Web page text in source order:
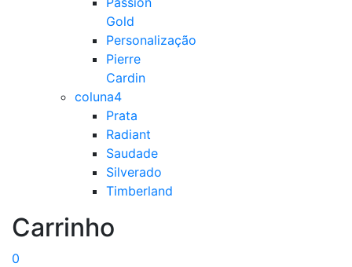
Gold
Personalização
Pierre
Cardin
coluna4
Prata
Radiant
Saudade
Silverado
Timberland
Carrinho
0